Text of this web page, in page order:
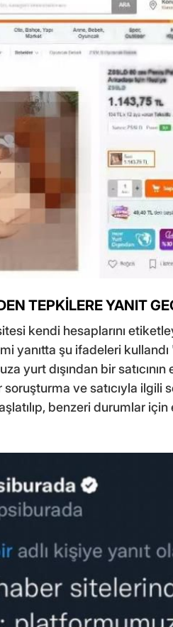
TEPKİLERE YANIT
kendi hesaplarını
yanıtta şu ifadeleri
yurt dışından bir
soruşturma ve satıcıyla ilgili
benzeri durumlar